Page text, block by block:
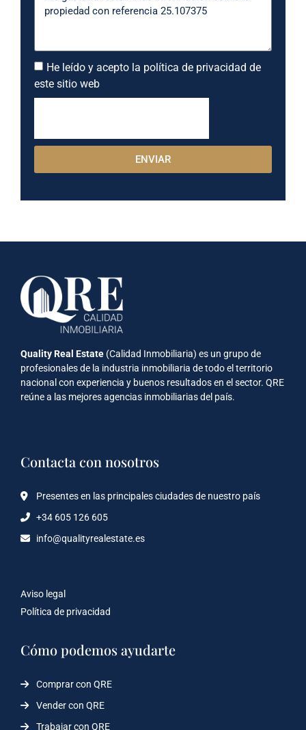
He leído y acepto la política de privacidad de
este sitio web
ENVIAR
Quality Real Estate (Calidad Inmobiliaria) es un grupo de
profesionales de la industria inmobiliaria de todo el territorio
nacional con experiencia y buenos resultados en el sector. QRE
reúne a las mejores agencias inmobiliarias del país.
Contacta con nosotros
Presentes en las principales ciudades de nuestro país
+34 605 126 605
info@qualityrealestate.es
Aviso legal
Política de privacidad
Cómo podemos ayudarte
Comprar con QRE
Vender con QRE
Trabajar con QRE